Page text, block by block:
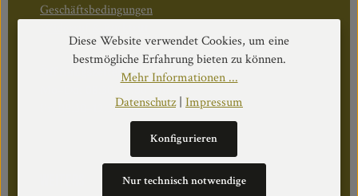
Geschäftsbedingungen
Öffnungszeiten:
Fr: 08:30–12:30 Uhr
Diese Website verwendet Cookies, um eine
bestmögliche Erfahrung bieten zu können.
Mehr Informationen ...
Datenschutz| Impressum
Nur technisch notwendige
Konfigurieren